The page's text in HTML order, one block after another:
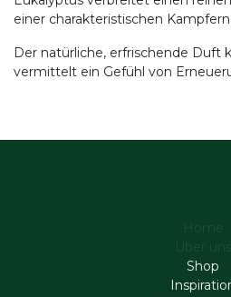
einer charakteristischen
Der natürliche, erfrischende Duft
vermittelt ein Gefühl von
Home
Über uns
Shop